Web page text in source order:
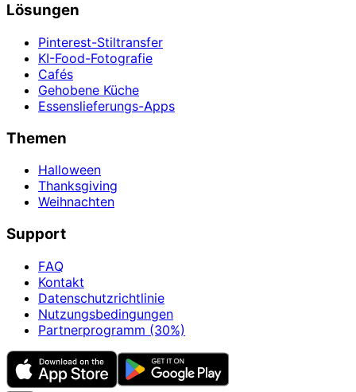
Lösungen
Pinterest-Stiltransfer
KI-Food-Fotografie
Cafés
Gehobene Küche
Essenslieferungs-Apps
Themen
Halloween
Thanksgiving
Weihnachten
Support
FAQ
Kontakt
Datenschutzrichtlinie
Nutzungsbedingungen
Partnerprogramm (30%)